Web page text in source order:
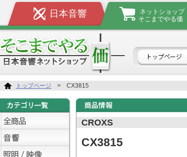
日本音響
ネットショップ
そこまでやる価
トップページ > CX3815
CROXS
CX3815